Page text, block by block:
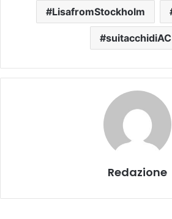
LisafromStockholm
suitacchidiAC
Redazione